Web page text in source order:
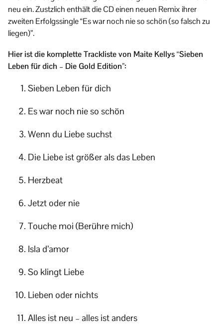
neu ein. Zustzlich enthält die CD einen neuen Remix ihrer
zweiten Erfolgssingle “Es war noch nie so schön (so falsch zu
liegen)”.
Hier ist die komplette Trackliste von Maite Kellys “Sieben
Leben für dich – Die Gold Edition”:
Sieben Leben für dich
Es war noch nie so schön
Wenn du Liebe suchst
Die Liebe ist größer als das Leben
Herzbeat
Jetzt oder nie
Touche moi (Berühre mich)
Isla d’amor
So klingt Liebe
Lieben oder nichts
Alles ist neu – alles ist anders